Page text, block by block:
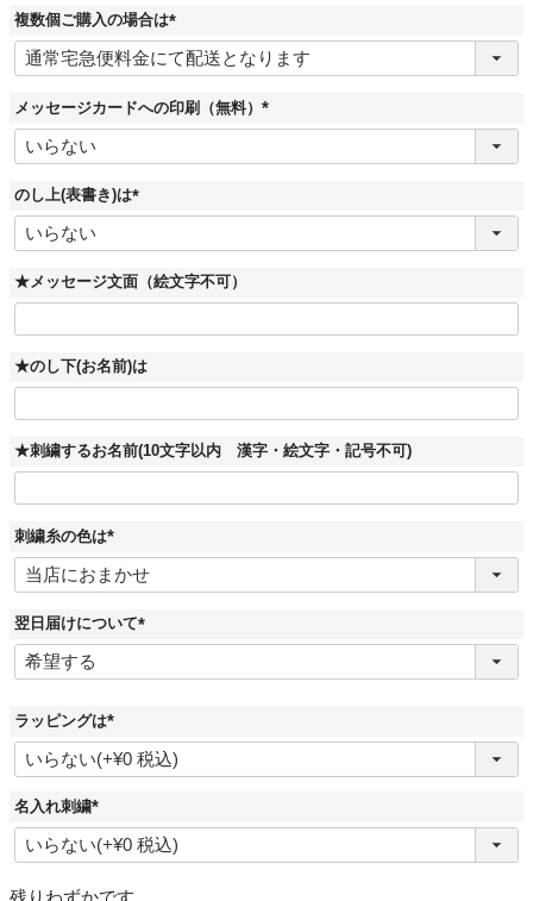
複数個ご購入の場合は
(
必
須
メッセージカードへの印刷（無料）
(
須
のし上(表書き)は
(
須
)
★メッセージ文面（絵文字不可）
★のし下(お名前)は
★刺繍するお名前(10文字以内 漢字・絵文字・記号不可)
刺繍糸の色は
(
必
須
翌日届けについて
(
須
ラッピングは
(
必
須
名入れ刺繍
(
必
須
残りわずかです。